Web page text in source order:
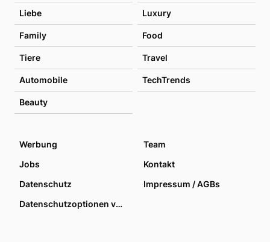
Liebe Luxury
Family Food
Tiere Travel
Automobile TechTrends
Beauty
Werbung
Team
Jobs
Kontakt
Datenschutz
Impressum / AGBs
Datenschutzoptionen verwalten